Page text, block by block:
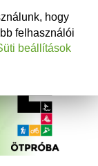
hogy
felhasználói
beállítások